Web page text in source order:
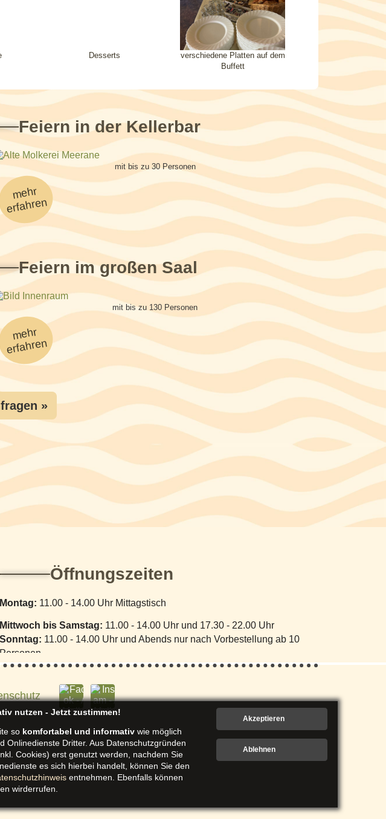
Desserts
verschiedene Platten auf dem
Buffett
Feiern in der Kellerbar
mit bis zu 30 Personen
mehr
erfahren
Feiern im großen Saal
mit bis zu 130 Personen
mehr
erfahren
Öffnungszeiten
Montag: 11.00 - 14.00 Uhr Mittagstisch
Mittwoch bis Samstag: 11.00 - 14.00 Uhr und 17.30 - 22.00 Uhr
Sonntag: 11.00 - 14.00 Uhr und Abends nur nach Vorbestellung ab 10
Personen
Oder nach Vorbestellung ab 10 Personen.
nutzen - Jetzt zustimmen!
so komfortabel und informativ wie möglich
Onlinedienste Dritter. Aus Datenschutzgründen
Cookies) erst genutzt werden, nachdem Sie
es sich hierbei handelt, können Sie den
entnehmen. Ebenfalls können
wirderrufen.